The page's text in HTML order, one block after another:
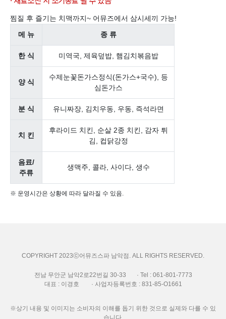
찜질 후 즐기는 치맥까지~ 어뮤즈에서 삼시세끼 가능!
메 뉴
종 류
한 식 미역국, 제육덮밥, 햄김치볶음밥
양 식
수제눈꽃돈가스정식(돈가스+국수), 등
심돈가스
분 식 유니짜장, 김치우동, 우동, 즉석라면
치 킨
후라이드 치킨, 순살 2종 치킨, 감자 튀
김, 컵닭강정
음료/
주류
생맥주, 콜라, 사이다, 생수
※ 운영시간은 상황에 따라 달라질 수 있음.
COPYRIGHT 2023ⓒ어뮤즈스파 남악점. ALL RIGHTS RESERVED.
전남 무안군 남악2로22번길 30-33 · Tel : 061-801-7773
대표 : 이경호 · 사업자등록번호 : 831-85-O1661
※상기 내용 및 이미지는 소비자의 이해를 돕기 위한 것으로 실제와 다를 수 있
습니다.